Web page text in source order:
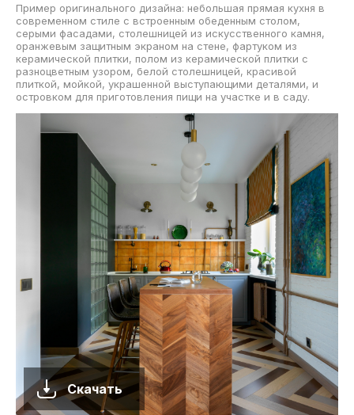
Пример оригинального дизайна: небольшая прямая кухня в
современном стиле с встроенным обеденным столом,
серыми фасадами, столешницей из искусственного камня,
оранжевым защитным экраном на стене, фартуком из
керамической плитки, полом из керамической плитки с
разноцветным узором, белой столешницей, красивой
плиткой, мойкой, украшенной выступающими деталями, и
островком для приготовления пищи на участке и в саду.
Скачать